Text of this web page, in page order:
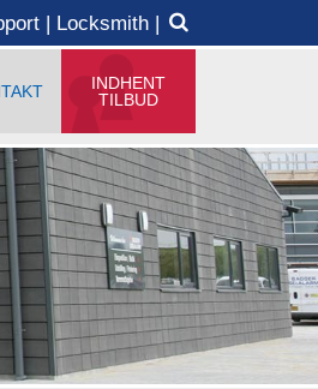
Locksmith
INDHENT
TILBUD